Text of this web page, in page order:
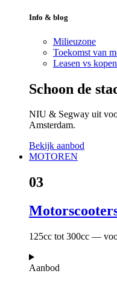
Info & blog
Milieuzone
Toekomst van
Leasen vs kopen
Schoon de
NIU & Segway uit
Amsterdam.
Bekijk aanbod
MOTOREN
03
125cc tot 300cc —
Aanbod